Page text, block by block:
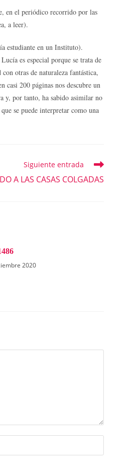
en el periódico recorrido por las
a leer).
estudiante en un Instituto).
es especial porque se trata de
otras de naturaleza fantástica,
casi 200 páginas nos descubre un
y, por tanto, ha sabido asimilar no
se puede interpretar como una
Siguiente entrada
A LAS CASAS COLGADAS
2020